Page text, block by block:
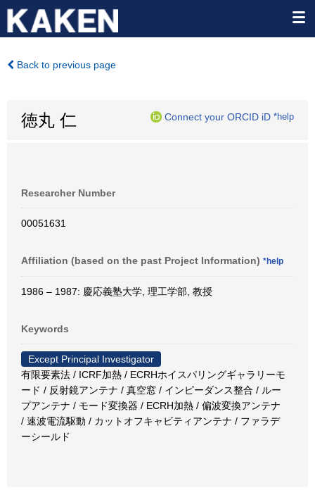
Back to previous page
徳丸 仁 Connect your ORCID iD *help
Researcher Number
00051631
Affiliation (based on the past Project Information) *help
1986 – 1987: 慶応義塾大学, 理工学部, 教授
Keywords
Except Principal Investigator
有限要素法 / ICRF加熱 / ECRHホイスパリングギャラリーモ
ード / 反射鏡アンテナ / 真空窓 / インピーダンス整合 / ルー
プアンテナ / モード変換器 / ECRH加熱 / 偏波変換アンテナ
/ 速波電流駆動 / カットオフキャビティアンテナ / ファラデ
ーシールド